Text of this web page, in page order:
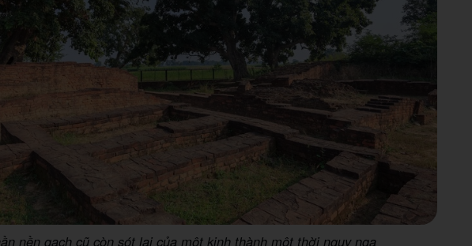
nền gạch cũ còn sót lại của một kinh thành một thời nguy nga